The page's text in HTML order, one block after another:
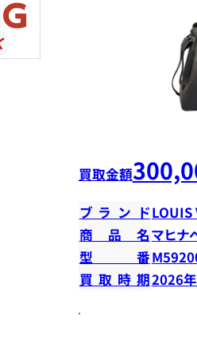
買取金額
ブランドLOUIS
商品名マヒナ
型番
買取時期2026